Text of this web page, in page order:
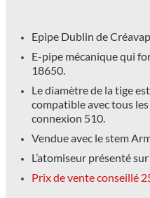
Epipe Dublin de
E-pipe mécanique qui
18650.
Le diamètre de la tige
compatible avec tous
connexion 510.
Vendue avec le stem
L’atomiseur présenté
Prix de vente conseillé